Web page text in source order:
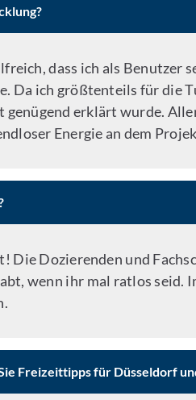
dass ich als Benutzer
Da ich größtenteils für die
erklärt wurde.
Energie an dem
Die Dozierenden und
wenn ihr mal ratlos seid.
Freizeittipps für Düsseldorf